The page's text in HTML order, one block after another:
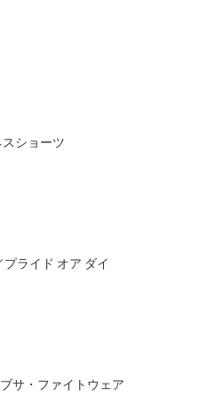
ショーツ
プライド オア ダイ
サ・ファイトウェア